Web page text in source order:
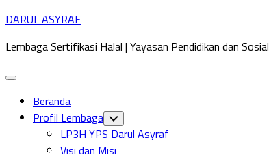
Skip
content
DARUL ASYRAF
Lembaga Sertifikasi Halal | Yayasan Pendidikan dan Sosial
Expand
Beranda
Profil Lembaga Toggle
Child
Menu
LP3H YPS Darul Asyraf
Visi dan Misi